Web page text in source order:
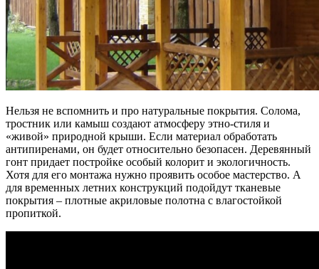
Нельзя не вспомнить и про натуральные покрытия. Солома,
тростник или камыш создают атмосферу этно-стиля и
«живой» природной крыши. Если материал обработать
антипиренами, он будет относительно безопасен. Деревянный
гонт придает постройке особый колорит и экологичность.
Хотя для его монтажа нужно проявить особое мастерство. А
для временных летних конструкций подойдут тканевые
покрытия – плотные акриловые полотна с влагостойкой
пропиткой.